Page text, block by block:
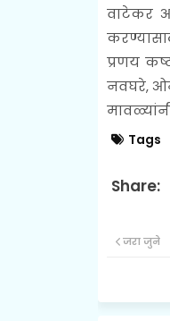
वाटेकर
प्रणय
नवघरे,
Tags
जरा जुने